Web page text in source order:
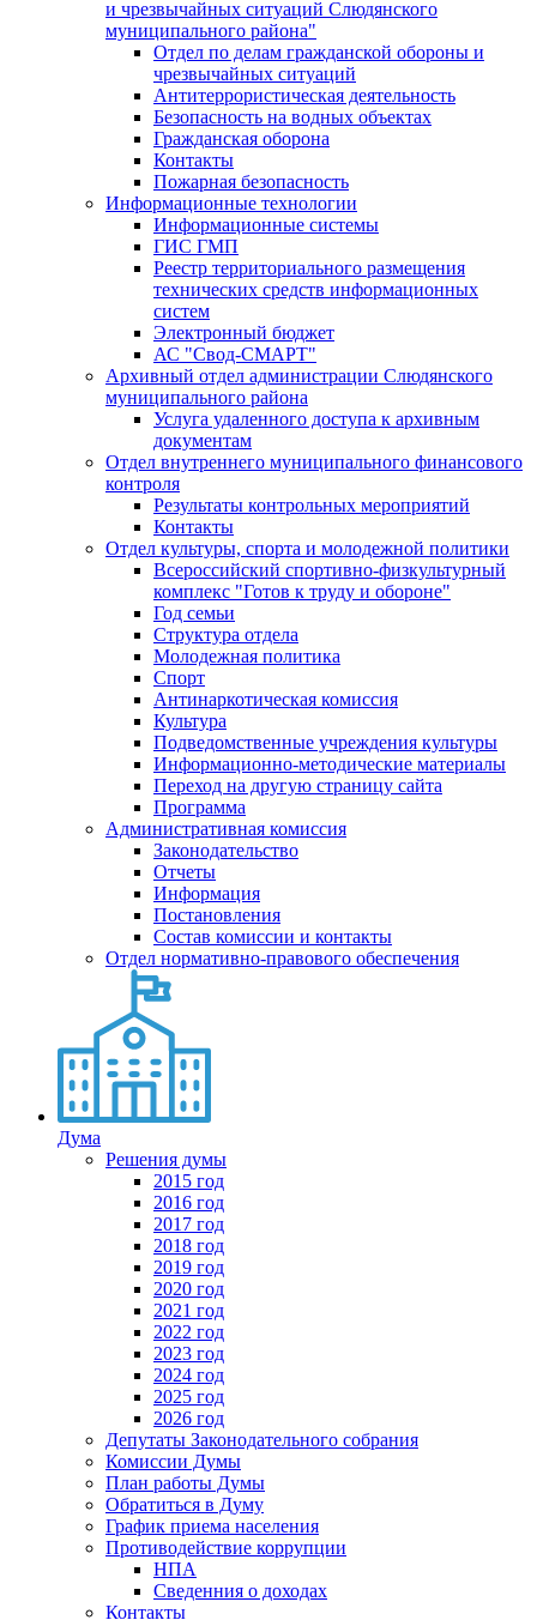
и чрезвычайных ситуаций Слюдянского
муниципального района"
Отдел по делам гражданской обороны и
чрезвычайных ситуаций
Антитеррористическая деятельность
Безопасность на водных объектах
Гражданская оборона
Контакты
Пожарная безопасность
Информационные технологии
Информационные системы
ГИС ГМП
Реестр территориального размещения
технических средств информационных
систем
Электронный бюджет
АС "Свод-СМАРТ"
Архивный отдел администрации Слюдянского
муниципального района
Услуга удаленного доступа к архивным
документам
Отдел внутреннего муниципального финансового
контроля
Результаты контрольных мероприятий
Контакты
Отдел культуры, спорта и молодежной политики
Всероссийский спортивно-физкультурный
комплекс "Готов к труду и обороне"
Год семьи
Структура отдела
Молодежная политика
Спорт
Антинаркотическая комиссия
Культура
Подведомственные учреждения культуры
Информационно-методические материалы
Переход на другую страницу сайта
Программа
Административная комиссия
Законодательство
Отчеты
Информация
Постановления
Состав комиссии и контакты
Отдел нормативно-правового обеспечения
Дума
Решения думы
2015 год
2016 год
2017 год
2018 год
2019 год
2020 год
2021 год
2022 год
2023 год
2024 год
2025 год
2026 год
Депутаты Законодательного собрания
Комиссии Думы
План работы Думы
Обратиться в Думу
График приема населения
Противодействие коррупции
НПА
Сведенния о доходах
Контакты